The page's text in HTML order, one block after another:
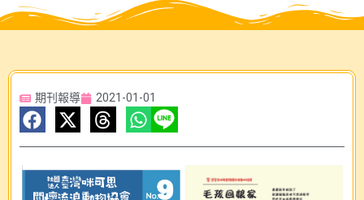
期刊報導 2021-01-01